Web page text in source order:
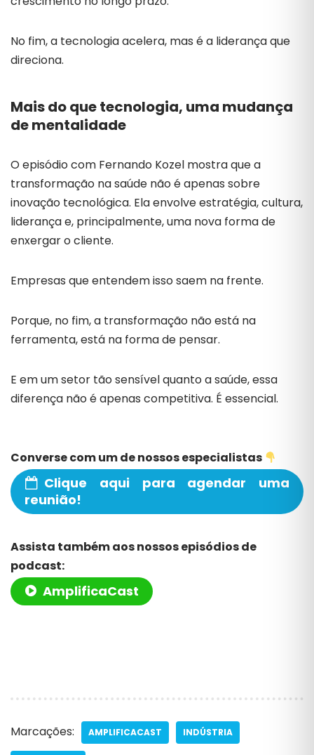
No fim, a tecnologia acelera, mas é a liderança que
direciona.
Mais do que tecnologia, uma mudança
de mentalidade
O episódio com Fernando Kozel mostra que a
transformação na saúde não é apenas sobre
inovação tecnológica. Ela envolve estratégia, cultura,
liderança e, principalmente, uma nova forma de
enxergar o cliente.
Empresas que entendem isso saem na frente.
Porque, no fim, a transformação não está na
ferramenta, está na forma de pensar.
E em um setor tão sensível quanto a saúde, essa
diferença não é apenas competitiva. É essencial.
Converse com um de nossos especialistas
Clique aqui para agendar uma
reunião!
Assista também aos nossos episódios de
podcast:
AmplificaCast
Marcações: AMPLIFICACAST INDÚSTRIA